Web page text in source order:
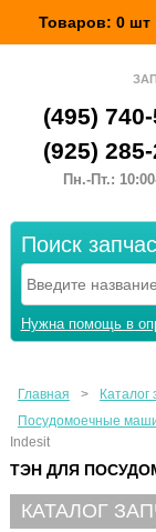
Товаров: 0 шт
(495)
(925)
Пн.-Пт.:
Поиск
Нужна помощь в
Главная > Каталог
Посудомоечные
Indesit
ТЭН ДЛЯ
КАТАЛОГ